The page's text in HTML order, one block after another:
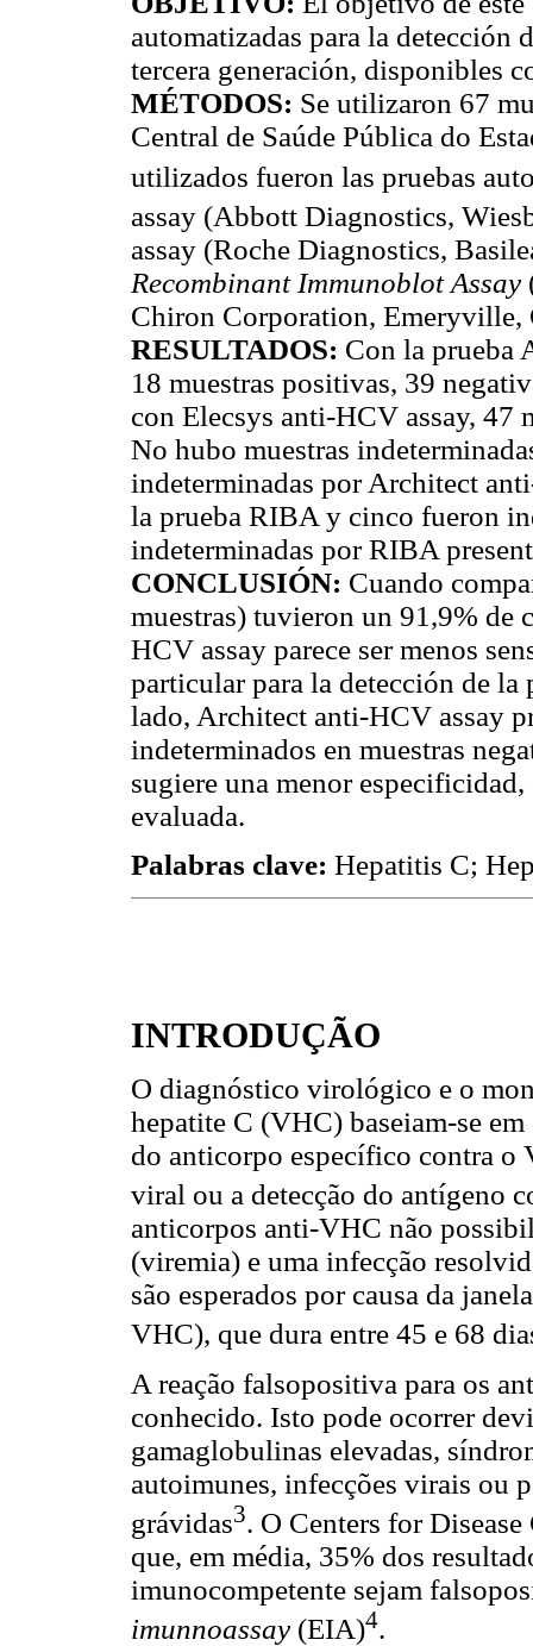
automatizadas para la
tercera generación, disponibles
MÉTODOS: Se utilizaron 67
Central de Saúde Pública do
utilizados fueron las pruebas
assay (Abbott Diagnostics,
assay (Roche Diagnostics,
Recombinant Immunoblot Assay
Chiron Corporation,
RESULTADOS: Con la prueba
18 muestras positivas, 39
con Elecsys anti-HCV assay, 47
No hubo muestras
indeterminadas por Architect
la prueba RIBA y cinco fueron
indeterminadas por RIBA
CONCLUSIÓN: Cuando
muestras) tuvieron un 91,9% de
HCV assay parece ser menos
particular para la detección de
lado, Architect anti-HCV assay
indeterminados en muestras
sugiere una menor
evaluada.
Palabras clave: Hepatitis C;
INTRODUÇÃO
O diagnóstico virológico e o
hepatite C (VHC) baseiam-se
do anticorpo específico contra
viral ou a detecção do antígeno
anticorpos anti-VHC não
(viremia) e uma infecção
são esperados por causa da
VHC), que dura entre 45 e 68
A reação falsopositiva para os
conhecido. Isto pode ocorrer
gamaglobulinas elevadas,
autoimunes, infecções virais ou
grávidas3. O Centers for
que, em média, 35% dos
imunocompetente sejam
imunnoassay (EIA)4.